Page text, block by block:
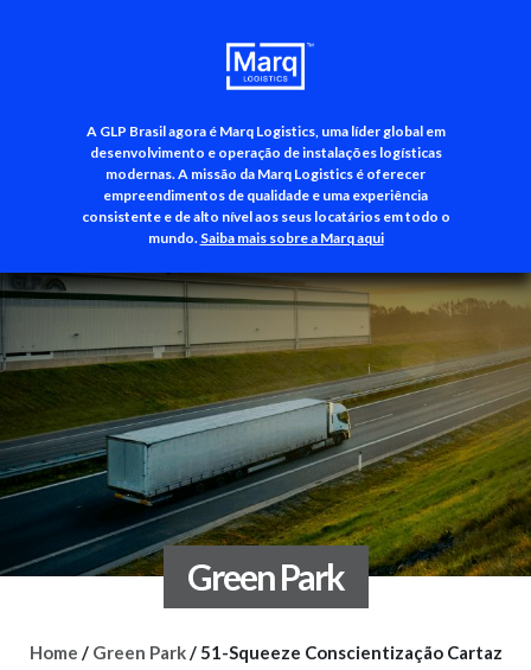
A GLP Brasil agora é Marq Logistics, uma líder global em
desenvolvimento e operação de instalações logísticas
modernas. A missão da Marq Logistics é oferecer
empreendimentos de qualidade e uma experiência
consistente e de alto nível aos seus locatários em todo o
mundo. Saiba mais sobre a Marq aqui
+55 (11) 3500-3700
Green Park
Home / Green Park/51-Squeeze Conscientização Cartaz